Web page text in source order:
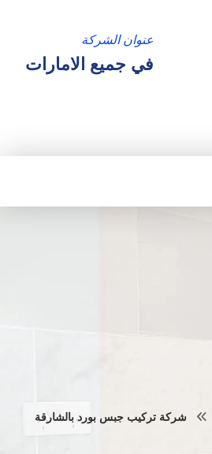
عنوان الشركة
في جميع الامارات
شركة تركيب جبس بورد بالشارقة